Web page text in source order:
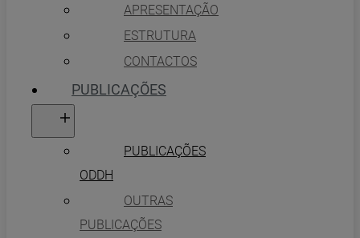
APRESENTAÇÃO
ESTRUTURA
CONTACTOS
PUBLICAÇÕES
PUBLICAÇÕES
ODDH
OUTRAS
PUBLICAÇÕES